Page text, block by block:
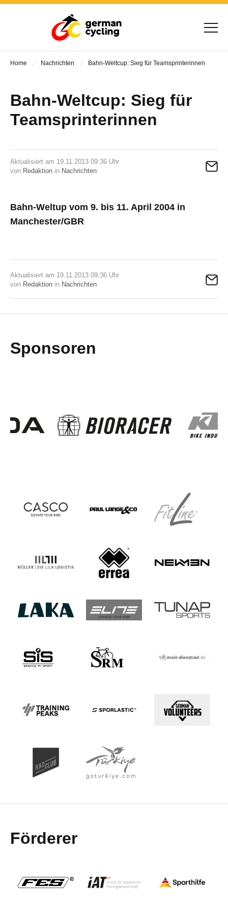
Home Nachrichten Bahn-Weltcup: Sieg für Teamsprinterinnen
Bahn-Weltcup: Sieg für
Teamsprinterinnen
Aktualisiert am 19.11.2013 09:36 Uhr
von Redaktion in Nachrichten
Bahn-Weltup vom 9. bis 11. April 2004 in
Manchester/GBR
Aktualisiert am 19.11.2013 09:36 Uhr
von Redaktion in Nachrichten
Sponsoren
Förderer